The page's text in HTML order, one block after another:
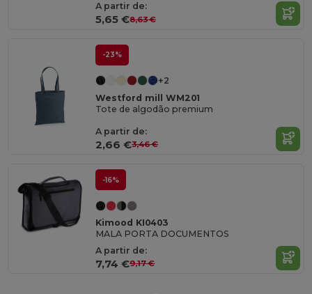
A partir de:
5,65 €8,63 €
-23%
+2
Westford mill WM201
Tote de algodão premium
A partir de:
2,66 €3,46 €
-16%
Kimood KI0403
MALA PORTA DOCUMENTOS
A partir de:
7,74 €9,17 €